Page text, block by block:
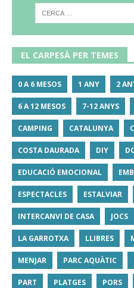
EL CARPESÀ PER TEMES
0 A 6 MESOS 1 ANY 2
6 A 12 MESOS 7-12 ANYS
CAMPING CATALUNYA
COSTA DAURADA DIY
EDUCACIÓ EMOCIONAL
ESPECTACLES ESTALVIAR
INTERCANVI DE CASA JOCS
LA GARROTXA LLIBRES
MENJAR PARC AQUÀTIC
PART PLATGES PORS